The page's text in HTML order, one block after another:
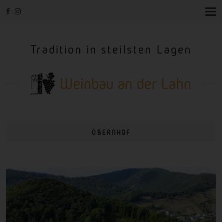
T
Tradition in steilsten Lagen
OBERNHOF